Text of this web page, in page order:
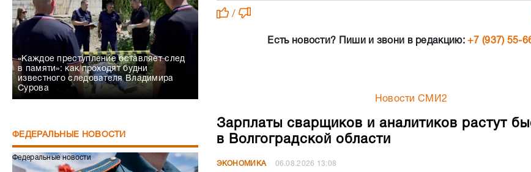
«Каждое преступление оставляет след
в памяти»: как проходят будни
известного следователя Владимира
Сурова
ФЕДЕРАЛЬНЫЕ НОВОСТИ
Федеральные новости
/
Есть новости? Пиши и звони в редакцию:+7 (937) 55-
Новости СМИ2
Зарплаты сварщиков и аналитиков растут
в Волгоградской области
ЭКОНОМИКА 06.08.2026 13:08